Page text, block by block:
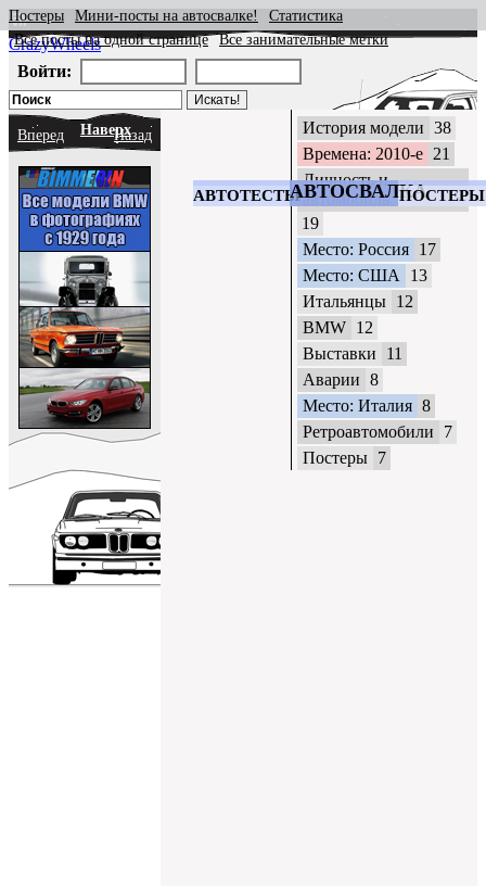
CrazyWheels
АВТОТЕСТЫАВТОСВАЛКАПОСТЕРЫ
Постеры Мини-посты на автосвалке!
Статистика
Все посты на одной странице
Все занимательные метки
Войти:
Вперед НаверхНазад История модели 38
Времена: 2010-е 21
Личность и
автомобиль
19
Место: Россия 17
Место: США
13
Итальянцы 12
BMW 12
Выставки
11
Аварии 8
Место: Италия 8
Ретроавтомобили
7
Постеры 7